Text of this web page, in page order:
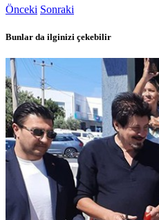
Önceki Sonraki
Bunlar da ilginizi çekebilir